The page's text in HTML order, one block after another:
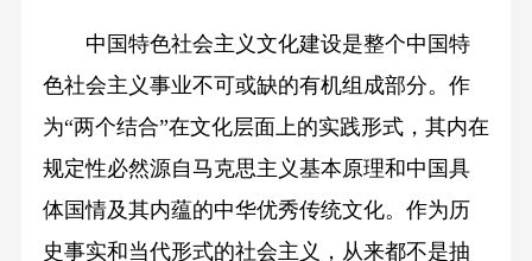
中国特色社会主义文化建设是整个中国特
色社会主义事业不可或缺的有机组成部分。作
为“两个结合”在文化层面上的实践形式，其内在
规定性必然源自马克思主义基本原理和中国具
体国情及其内蕴的中华优秀传统文化。作为历
史事实和当代形式的社会主义，从来都不是抽